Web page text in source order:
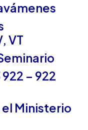
VT
– 922
Ministerio